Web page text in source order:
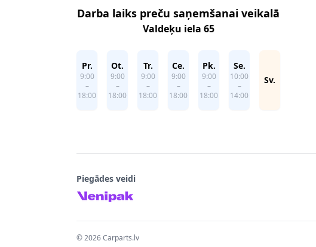
Darba laiks preču saņemšanai veikalā
Valdeķu iela 65
Pr.
9:00
–
18:00
Ot.
9:00
–
18:00
Tr.
9:00
–
18:00
Ce.
9:00
–
18:00
Pk.
9:00
–
18:00
Se.
10:00
–
14:00
Sv.
Piegādes veidi
©2026Carparts.lv